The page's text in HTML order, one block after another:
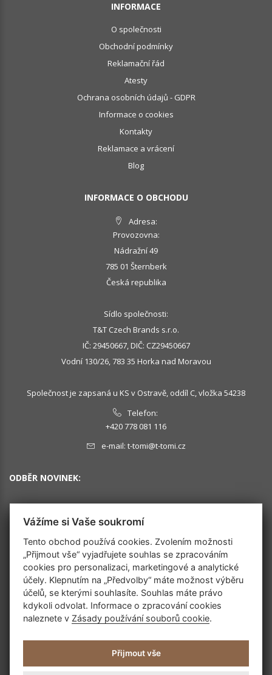
INFORMACE
O společnosti
Obchodní podmínky
Reklamační řád
Atesty
Ochrana osobních údajů - GDPR
Informace o cookies
Kontakty
Reklamace a vrácení
Blog
INFORMACE O OBCHODU
Adresa:
Provozovna:
Nádražní 49
785 01 Šternberk
Česká republika
Sídlo společnosti:
T&T Czech Brands s.r.o.
IČ: 29450667, DIČ: CZ29450667
Vodní 130/26, 783 35 Horka nad Moravou
Společnost je zapsaná u KS v Ostravě, oddíl C, vložka 54238
Telefon:
+420 778 081 116
e-mail: t-tomi@t-tomi.cz
ODBĚR NOVINEK:
OK
SLEDUJTE NÁS
Vážíme si Vaše soukromí
Tento obchod používá cookies. Zvolením možnosti
„Přijmout vše“ vyjadřujete souhlas se zpracováním
cookies pro personalizaci, marketingové a analytické
účely. Klepnutím na „Předvolby“ máte možnost výběru
účelů, se kterými souhlasíte. Souhlas máte právo
kdykoli odvolat. Informace o zpracování cookies
naleznete v Zásady používání souborů cookie.
Přijmout vše